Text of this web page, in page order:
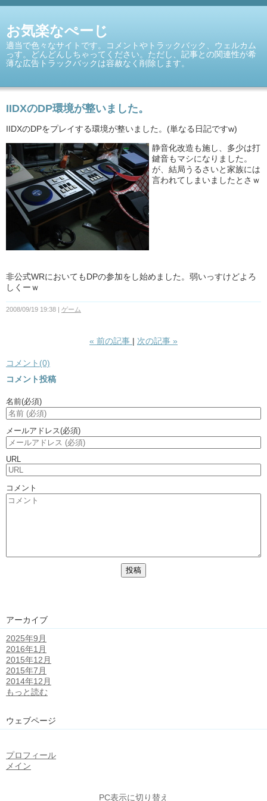
お気楽なぺーじ
適当で色々なサイトです。コメントやトラックバック、ウェルカム
っす。どんどんしちゃってください。ただし、記事との関連性が希
薄な広告トラックバックは容赦なく削除します。
IIDXのDP環境が整いました。
IIDXのDPをプレイする環境が整いました。(単なる日記ですw)
静音化改造も施し、多少は打
鍵音もマシになりました。
が、結局うるさいと家族には
言われてしまいましたとさｗ
非公式WRにおいてもDPの参加をし始めました。弱いっすけどよろ
しくーｗ
2008/09/19 19:38 ゲーム
« 前の記事 次の記事 »
コメント(0)
コメント投稿
名前(必須)
メールアドレス(必須)
URL
コメント
アーカイブ
2025年9月
2016年1月
2015年12月
2015年7月
2014年12月
もっと読む
ウェブページ
プロフィール
メイン
PC表示に切り替え